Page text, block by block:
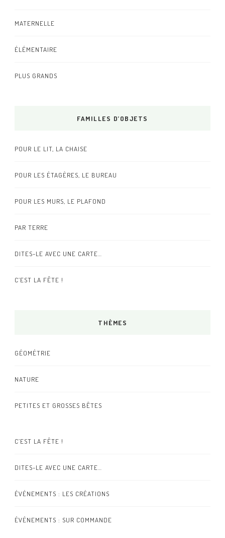
MATERNELLE
ÉLÉMENTAIRE
PLUS GRANDS
FAMILLES D’OBJETS
POUR LE LIT, LA CHAISE
POUR LES ÉTAGÈRES, LE BUREAU
POUR LES MURS, LE PLAFOND
PAR TERRE
DITES-LE AVEC UNE CARTE…
C’EST LA FÊTE !
THÈMES
GÉOMÉTRIE
NATURE
PETITES ET GROSSES BÊTES
C’EST LA FÊTE !
DITES-LE AVEC UNE CARTE…
ÉVÉNEMENTS : LES CRÉATIONS
ÉVÉNEMENTS : SUR COMMANDE